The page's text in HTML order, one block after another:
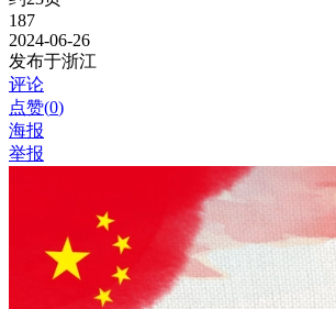
187
2024-06-26
发布于浙江
评论
点赞(0)
海报
举报